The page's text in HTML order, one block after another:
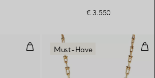
€ 3.550
Wire Armreif mit Diamanten in
Must-Have